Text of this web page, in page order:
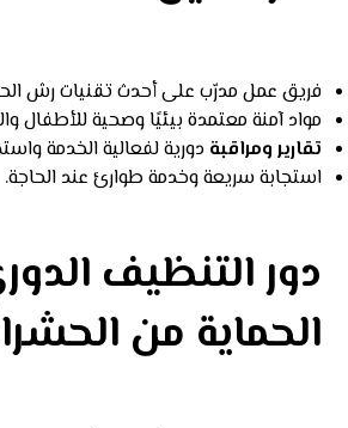
فريق عمل مدرّب على أحدث تقنيات رش
مواد آمنة معتمدة بيئيًا وصحية للأطفال
تقارير ومراقبة دورية لفعالية الخدمة
استجابة سريعة وخدمة طوارئ عند الحاجة.
دور التنظيف
الحماية من